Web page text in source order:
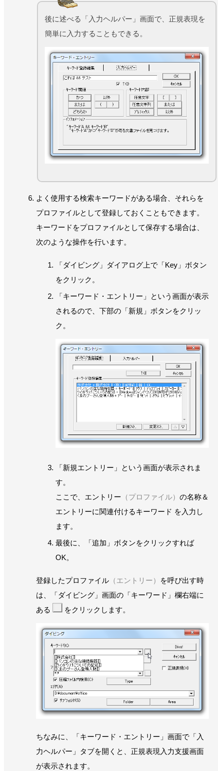
後に述べる「入力ヘルパー」画面で、正規表現を
簡単に入力することもできる。
よく使用する検索キーワードがある場合、それらを
プロファイルとして登録しておくこともできます。
キーワードをプロファイルとして保存する場合は、
次のような操作を行います。
「ダイビング」ダイアログ上で「Key」ボタン
をクリック。
「キーワード・エントリー」という画面が表示
されるので、下部の「新規」ボタンをクリッ
ク。
「新規エントリー」という画面が表示されま
す。
ここで、エントリー （プロファイル） の名称＆
エントリーに関連付けるキーワード を入力し
ます。
最後に、「追加」ボタンをクリックすれば
OK。
登録したプロファイル （エントリー）
を呼び出す時
は、「ダイビング」画面の「キーワード」欄右端に
ある
をクリックします。
ちなみに、「キーワード・エントリー」画面で「入
力ヘルパー」タブを開くと、正規表現入力支援画面
が表示されます。